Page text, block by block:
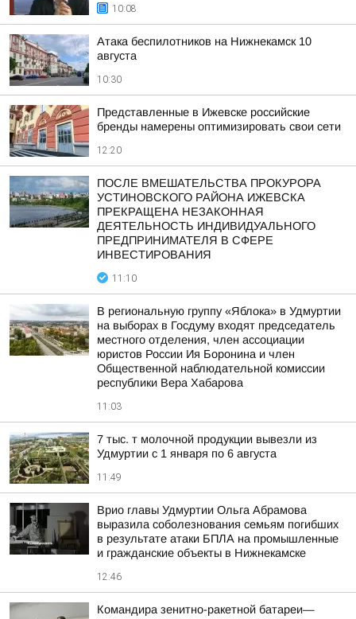
10:08
Атака беспилотников на Нижнекамск 10
августа
10:30
Представленные в Ижевске российские
бренды намерены оптимизировать свои сети
12:20
ПОСЛЕ ВМЕШАТЕЛЬСТВА ПРОКУРОРА
УСТИНОВСКОГО РАЙОНА ИЖЕВСКА
ПРЕКРАЩЕНА НЕЗАКОННАЯ
ДЕЯТЕЛЬНОСТЬ ИНДИВИДУАЛЬНОГО
ПРЕДПРИНИМАТЕЛЯ В СФЕРЕ
ИНВЕСТИРОВАНИЯ
11:10
В региональную группу «Яблока» в Удмуртии
на выборах в Госдуму входят председатель
местного отделения, член ассоциации
юристов России Ия Боронина и член
Общественной наблюдательной комиссии
республики Вера Хабарова
11:03
7 тыс. т молочной продукции вывезли из
Удмуртии с 1 января по 6 августа
11:49
Врио главы Удмуртии Ольга Абрамова
выразила соболезнования семьям погибших
в результате атаки БПЛА на промышленные
и гражданские объекты в Нижнекамске
12:46
Командира зенитно-ракетной батареи—